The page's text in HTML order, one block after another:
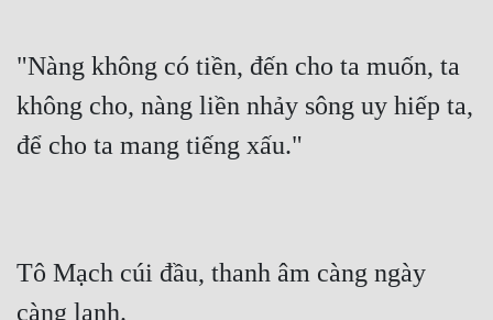
"Nàng không có tiền, đến cho ta muốn, ta
không cho, nàng liền nhảy sông uy hiếp ta,
để cho ta mang tiếng xấu."
Tô Mạch cúi đầu, thanh âm càng ngày
càng lạnh.